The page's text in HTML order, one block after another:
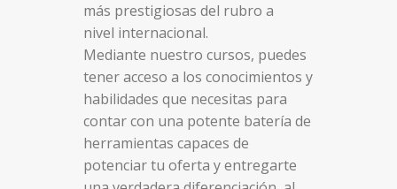
más prestigiosas del rubro a
nivel internacional.
Mediante nuestro cursos, puedes
tener acceso a los conocimientos y
habilidades que necesitas para
contar con una potente batería de
herramientas capaces de
potenciar tu oferta y entregarte